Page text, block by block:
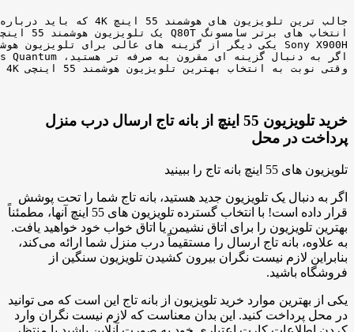
خرید تلویزیون 55 اینچ از بانه تاج ارسال درب منزل
پرداخت در محل
تلویزیون های 55 اینچ بانه تاج را ببینید
اگر به دنبال یک تلویزیون جدید هستید، بانه تاج شما را تحت پوشش
قرار داده است! با انتخاب گسترده تلویزیون های 55 اینچ آنها، مطمئناً
بهترین تلویزیون را برای اتاق نشیمن یا اتاق خواب خود خواهید یافت.
به علاوه، بانه تاج ارسال را مستقیماً درب منزل شما ارائه می‌کند،
بنابراین لازم نیست نگران بیرون کشیدن تلویزیون سنگین از
فروشگاه باشید.
یکی از بهترین موارد خرید تلویزیون از بانه تاج این است که می توانید
در محل پرداخت کنید. این بدان معناست که لازم نیست نگران وارد